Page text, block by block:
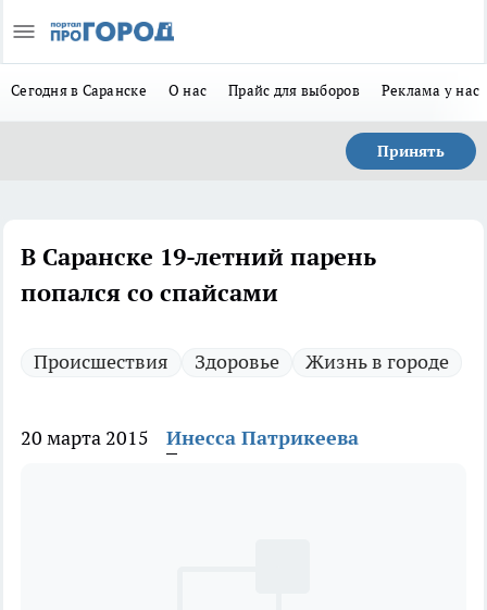
Сегодня в Саранске О нас Прайс для выборов Реклама у нас
Принять
В Саранске 19-летний парень
попался со спайсами
Происшествия Здоровье Жизнь в городе
20 марта 2015 Инесса Патрикеева